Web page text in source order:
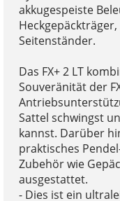
akkugespeiste
Seitenständer.
Das FX+ 2 LT
Souveränität der
Sattel schwingst
kannst. Darüber
praktisches
Zubehör wie
ausgestattet.
- Dies ist ein